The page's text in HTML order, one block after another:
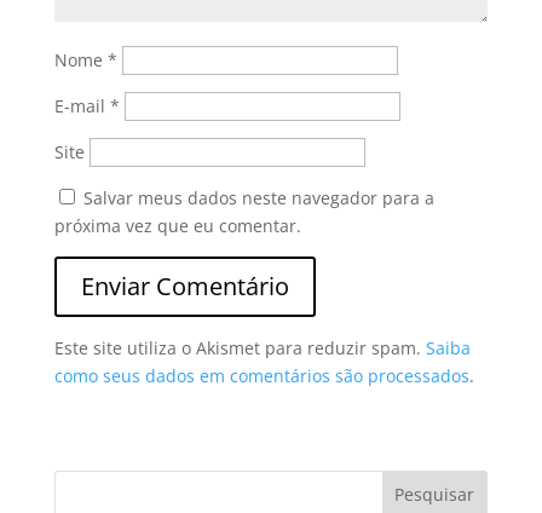
Nome *
E-mail *
Site
Salvar meus dados neste navegador para a
próxima vez que eu comentar.
Este site utiliza o Akismet para reduzir spam. Saiba
como seus dados em comentários são processados.
Pesquisar